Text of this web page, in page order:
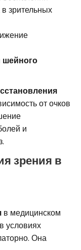
зрительных
шейного
от очков
и
зрения в
в медицинском
условиях
Она